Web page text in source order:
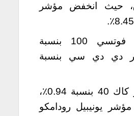
حيث انخفض مؤشر
تراجع مؤشر فوتسي 100 بنسبة
دي دي سي بنسبة
انخفض مؤشر كاك 40 بنسبة 0.94٪،
يونيبيل رودامكو